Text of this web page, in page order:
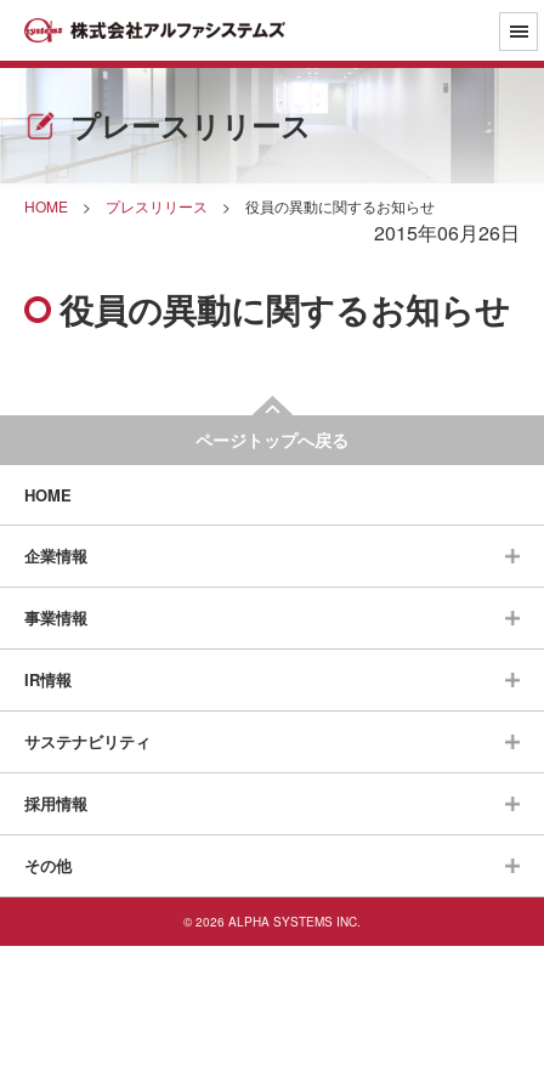
プレースリリース
HOME > プレスリリース > 役員の異動に関するお知らせ
2015年06月26日
役員の異動に関するお知らせ
ページトップへ戻る
HOME
企業情報
事業情報
IR情報
サステナビリティ
採用情報
その他
© 2026 ALPHA SYSTEMS INC.